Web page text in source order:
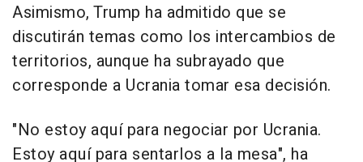
Asimismo, Trump ha admitido que se
discutirán temas como los intercambios de
territorios, aunque ha subrayado que
corresponde a Ucrania tomar esa decisión.
"No estoy aquí para negociar por Ucrania.
Estoy aquí para sentarlos a la mesa", ha